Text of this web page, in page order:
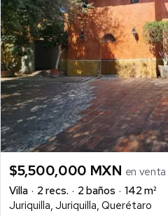
$5,500,000 MXN en venta
Villa
2 recs. 2 baños
142 m²
Juriquilla, Juriquilla, Querétaro